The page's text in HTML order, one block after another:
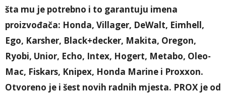
šta mu je potrebno i to garantuju imena
proizvođača: Honda, Villager, DeWalt, Eimhell,
Ego, Karsher, Black+decker, Makita, Oregon,
Ryobi, Unior, Echo, Intex, Hogert, Metabo, Oleo-
Mac, Fiskars, Knipex, Honda Marine i Proxxon.
Otvoreno je i šest novih radnih mjesta. PROX je od